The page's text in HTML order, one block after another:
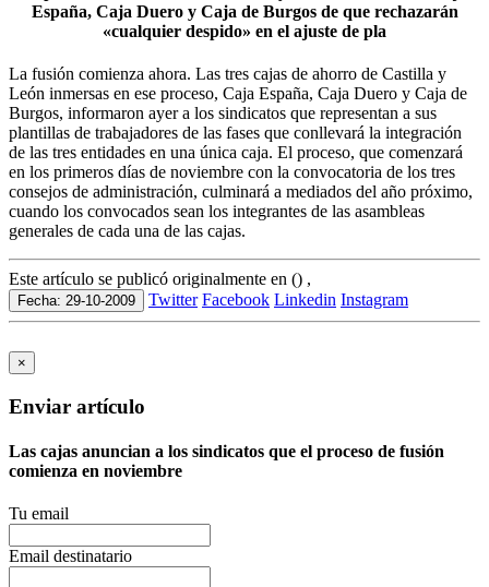
España, Caja Duero y Caja de Burgos de que rechazarán
«cualquier despido» en el ajuste de pla
La fusión comienza ahora. Las tres cajas de ahorro de Castilla y
León inmersas en ese proceso, Caja España, Caja Duero y Caja de
Burgos, informaron ayer a los sindicatos que representan a sus
plantillas de trabajadores de las fases que conllevará la integración
de las tres entidades en una única caja. El proceso, que comenzará
en los primeros días de noviembre con la convocatoria de los tres
consejos de administración, culminará a mediados del año próximo,
cuando los convocados sean los integrantes de las asambleas
generales de cada una de las cajas.
Este artículo se publicó originalmente en () ,
Fecha: 29-10-2009 Twitter Facebook Linkedin Instagram
×
Enviar artículo
Las cajas anuncian a los sindicatos que el proceso de fusión
comienza en noviembre
Tu email
Email destinatario